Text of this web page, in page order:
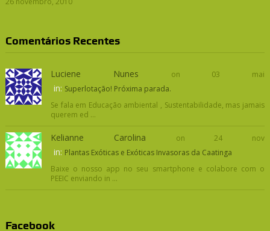
Comentários Recentes
Luciene Nunes on 03 mai
in: Superlotação! Próxima parada.
Se fala em Educação ambiental , Sustentabilidade, mas jamais
querem ed ...
Kelianne Carolina on 24 nov
in: Plantas Exóticas e Exóticas Invasoras da Caatinga
Baixe o nosso app no seu smartphone e colabore com o
PEEIC enviando in ...
Facebook